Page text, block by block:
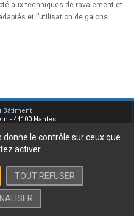
aux techniques de ravalement et
et l’utilisation de galons.
Bâtiment
- 44100 Nantes
légales
le contrôle sur ceux que
activer
TOUT REFUSER